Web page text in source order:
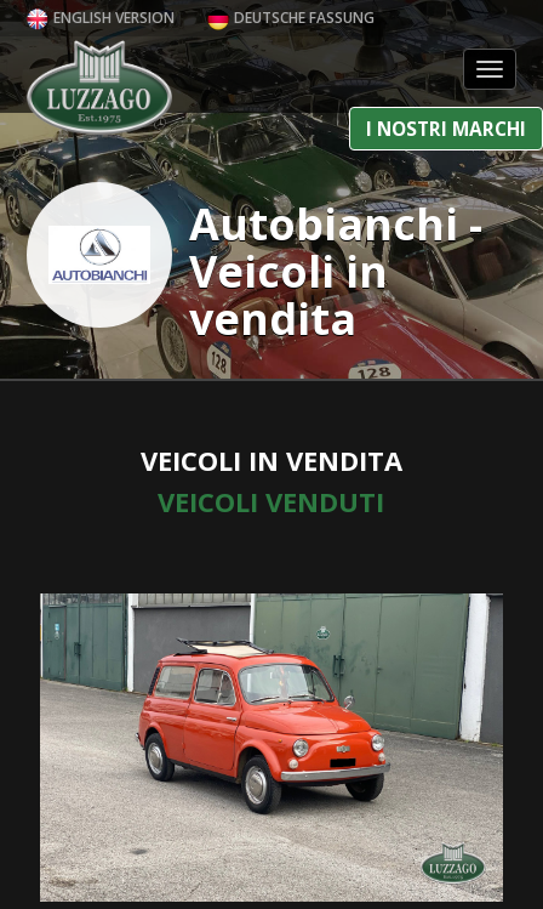
ENGLISH VERSION DEUTSCHE FASSUNG
I NOSTRI MARCHI
Autobianchi -
Veicoli in
vendita
VEICOLI IN VENDITA
VEICOLI VENDUTI